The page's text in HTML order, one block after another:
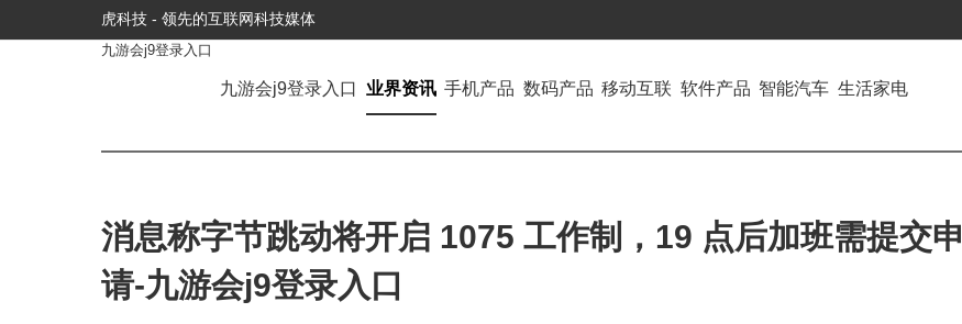
虎科技 - 领先的互联网科技媒体
九游会j9登录入口
九游会j9登录入口 业界资讯 手机产品 数码产品 移动互联 软件产品 智能汽车 生活家电
消息称字节跳动将开启 1075 工作制，19 点后加班需提交申
请-九游会j9登录入口